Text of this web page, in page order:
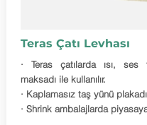
Teras Çatı Levhası
· Teras çatılarda ısı, ses
maksadı ile kullanılır.
· Kaplamasız taş yünü
· Shrink ambalajlarda